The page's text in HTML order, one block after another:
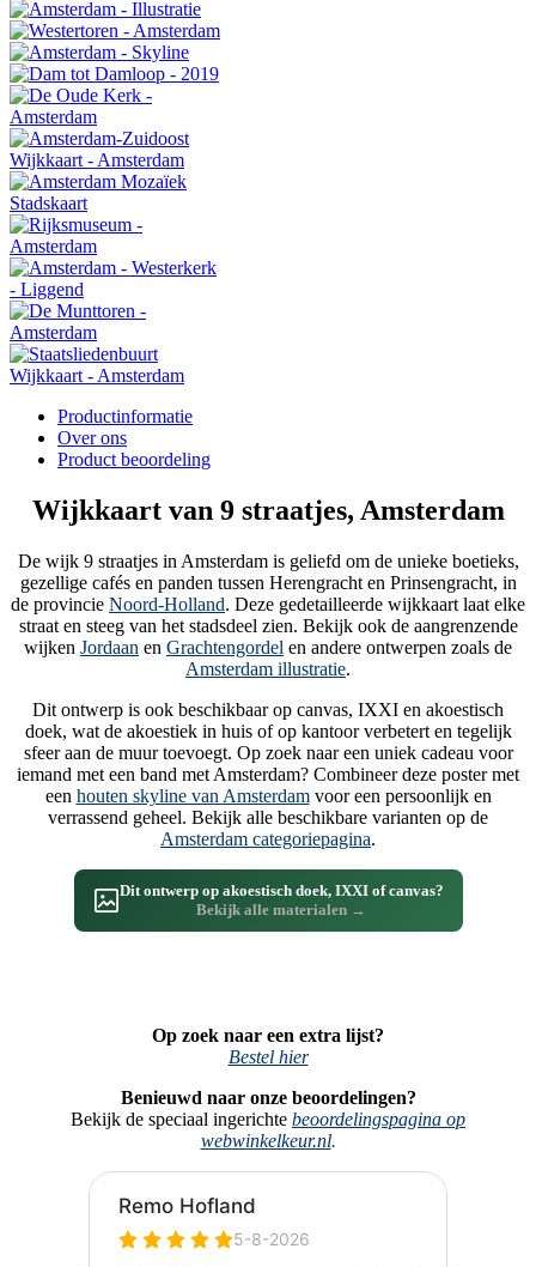
Productinformatie
Over ons
Product beoordeling
Wijkkaart van 9 straatjes, Amsterdam
De wijk 9 straatjes in Amsterdam is geliefd om de unieke boetieks,
gezellige cafés en panden tussen Herengracht en Prinsengracht, in
de provincie Noord-Holland. Deze gedetailleerde wijkkaart laat elke
straat en steeg van het stadsdeel zien. Bekijk ook de aangrenzende
wijken Jordaan en Grachtengordel en andere ontwerpen zoals de
Amsterdam illustratie.
Dit ontwerp is ook beschikbaar op canvas, IXXI en akoestisch
doek, wat de akoestiek in huis of op kantoor verbetert en tegelijk
sfeer aan de muur toevoegt. Op zoek naar een uniek cadeau voor
iemand met een band met Amsterdam? Combineer deze poster met
een houten skyline van Amsterdamvoor een persoonlijk en
verrassend geheel. Bekijk alle beschikbare varianten op de
Amsterdam categoriepagina.
Dit ontwerp op akoestisch doek, IXXI of canvas?
Bekijk alle materialen →
Op zoek naar een extra lijst?
Bestel hier
Benieuwd naar onze beoordelingen?
Bekijk de speciaal ingerichte beoordelingspagina op
webwinkelkeur.nl.